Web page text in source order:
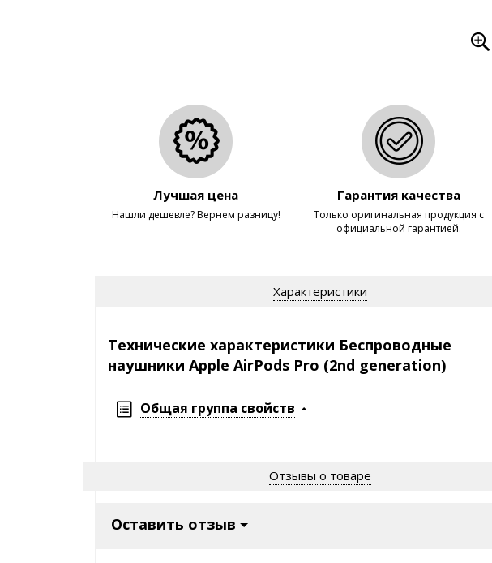
Лучшая цена
Нашли дешевле? Вернем разницу!
Гарантия качества
Только оригинальная продукция с
официальной гарантией.
Характеристики
Технические характеристики Беспроводные
наушники Apple AirPods Pro (2nd generation)
Общая группа свойств
Отзывы о товаре
Оставить отзыв